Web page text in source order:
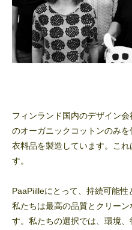
フィンランド国内のデザイン
のオーガニックコットンのみ
衣料品を製造しています。こ
す。
PaaPiilleにとって、持続可能性
私たちは最高の品質とクリー
す。私たちの選択では、環境